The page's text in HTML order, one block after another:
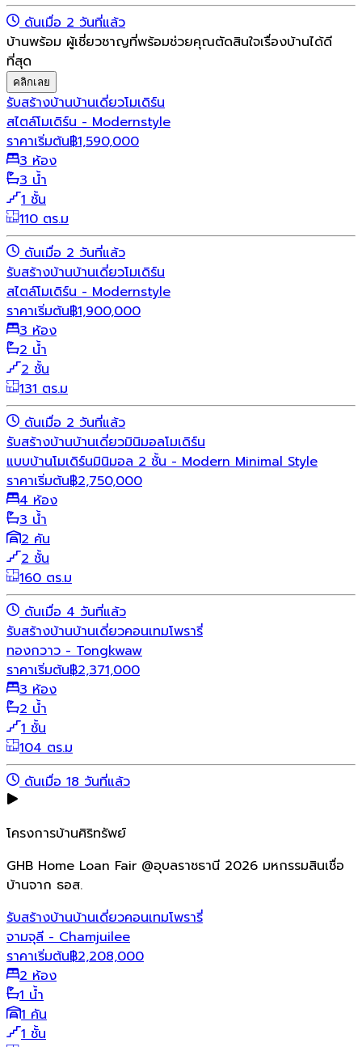
ดันเมื่อ 2 วันที่แล้ว
บ้านพร้อม ผู้เชี่ยวชาญที่พร้อมช่วยคุณตัดสินใจเรื่องบ้านได้ดี
ที่สุด
คลิกเลย
รับสร้างบ้านบ้านเดี่ยวโมเดิร์น
สไตล์โมเดิร์น - Modernstyle
ราคาเริ่มต้น฿1,590,000
3 ห้อง
3 น้ำ
1 ชั้น
110 ตร.ม
ดันเมื่อ 2 วันที่แล้ว
รับสร้างบ้านบ้านเดี่ยวโมเดิร์น
สไตล์โมเดิร์น - Modernstyle
ราคาเริ่มต้น฿1,900,000
3 ห้อง
2 น้ำ
2 ชั้น
131 ตร.ม
ดันเมื่อ 2 วันที่แล้ว
รับสร้างบ้านบ้านเดี่ยวมินิมอลโมเดิร์น
แบบบ้านโมเดิร์นมินิมอล 2 ชั้น - Modern Minimal Style
ราคาเริ่มต้น฿2,750,000
4 ห้อง
3 น้ำ
2 คัน
2 ชั้น
160 ตร.ม
ดันเมื่อ 4 วันที่แล้ว
รับสร้างบ้านบ้านเดี่ยวคอนเทมโพรารี่
ทองกวาว - Tongkwaw
ราคาเริ่มต้น฿2,371,000
3 ห้อง
2 น้ำ
1 ชั้น
104 ตร.ม
ดันเมื่อ 18 วันที่แล้ว
โครงการบ้านศิริทรัพย์
GHB Home Loan Fair @อุบลราชธานี 2026 มหกรรมสินเชื่อ
บ้านจาก ธอส.
รับสร้างบ้านบ้านเดี่ยวคอนเทมโพรารี่
จามจุลี - Chamjuilee
ราคาเริ่มต้น฿2,208,000
2 ห้อง
1 น้ำ
1 คัน
1 ชั้น